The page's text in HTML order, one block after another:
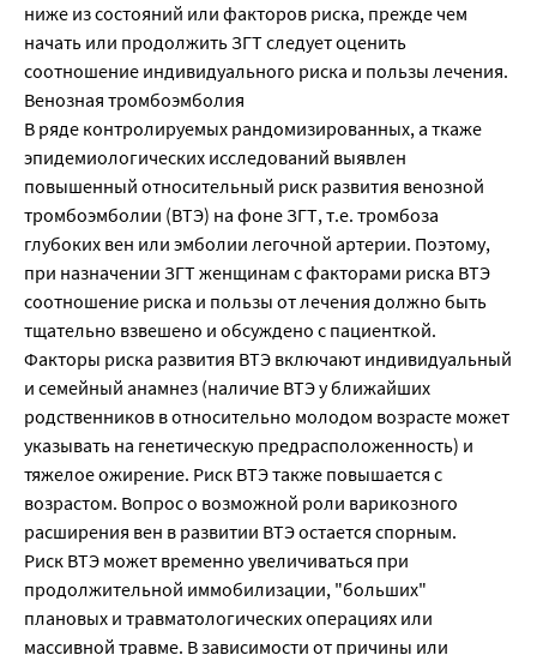
ниже из состояний или факторов риска, прежде чем
начать или продолжить ЗГТ следует оценить
соотношение индивидуального риска и пользы лечения.
Венозная тромбоэмболия
В ряде контролируемых рандомизированных, а ткаже
эпидемиологических исследований выявлен
повышенный относительный риск развития венозной
тромбоэмболии (ВТЭ) на фоне ЗГТ, т.е. тромбоза
глубоких вен или эмболии легочной артерии. Поэтому,
при назначении ЗГТ женщинам с факторами риска ВТЭ
соотношение риска и пользы от лечения должно быть
тщательно взвешено и обсуждено с пациенткой.
Факторы риска развития ВТЭ включают индивидуальный
и семейный анамнез (наличие ВТЭ у ближайших
родственников в относительно молодом возрасте может
указывать на генетическую предрасположенность) и
тяжелое ожирение. Риск ВТЭ также повышается с
возрастом. Вопрос о возможной роли варикозного
расширения вен в развитии ВТЭ остается спорным.
Риск ВТЭ может временно увеличиваться при
продолжительной иммобилизации, "больших"
плановых и травматологических операциях или
массивной травме. В зависимости от причины или